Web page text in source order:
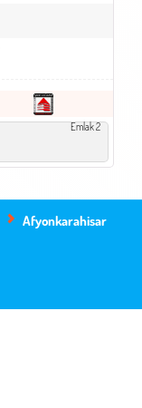
Emlak 2
Afyonkarahisar